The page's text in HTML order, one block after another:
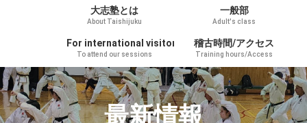
大志塾とは
About Taishijuku
一般部
Adult's class
For international visitors
To attend our sessions
稽古時間/アクセス
Training hours/Access
最新情報